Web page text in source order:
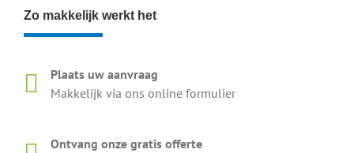
Zo makkelijk werkt het
Plaats uw aanvraag
Makkelijk via ons online formulier
Ontvang onze gratis offerte